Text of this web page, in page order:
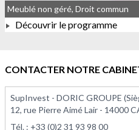
À PARTIR DE 177 061,00 €
Meublé non géré, Droit commun
Découvrir le programme
CONTACTER NOTRE
SupInvest - DORIC GROUPE
12, rue Pierre Aimé Lair - 14000
Tél. : +33 (0)2 31 93 98 00